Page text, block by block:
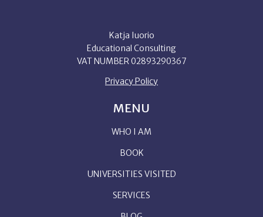
Katja Iuorio
Educational Consulting
VAT NUMBER 02893290367
Privacy Policy
MENU
WHO I AM
BOOK
UNIVERSITIES VISITED
SERVICES